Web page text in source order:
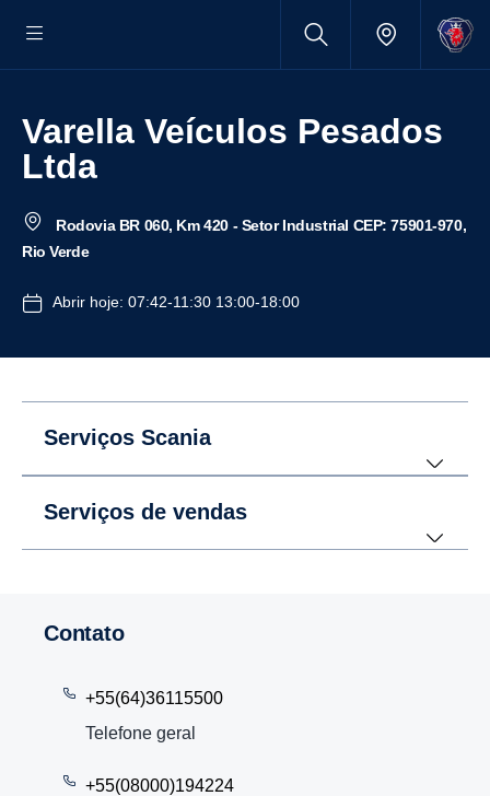
Varella Veículos Pesados
Ltda
Rodovia BR 060, Km 420 - Setor Industrial CEP: 75901-970,
Rio Verde
Abrir hoje: 07:42-11:30 13:00-18:00
Serviços Scania
Serviços de vendas
Contato
+55(64)36115500
Telefone geral
+55(08000)194224